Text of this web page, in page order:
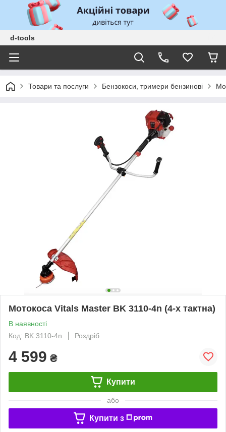
d-tools
Товари та послуги Бензокоси, тримери бензинові
Мотокоса Vitals Master BK 3110-4n (4-х тактна)
В наявності
Код: BK 3110-4n
Роздріб
4 599 ₴
Купити
або
Купити з